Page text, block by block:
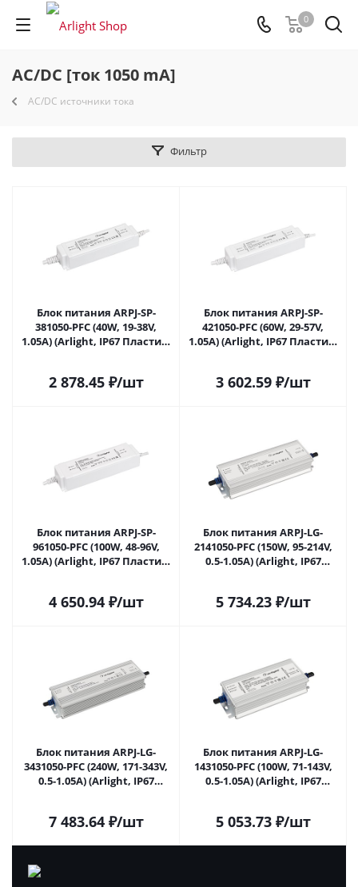
0
AC/DC [ток 1050 mA]
AC/DC источники тока
Фильтр
Блок питания ARPJ-SP-
381050-PFC (40W, 19-38V,
1.05A) (Arlight, IP67 Пластик,
2 878.45₽/шт
Блок питания ARPJ-SP-
421050-PFC (60W, 29-57V,
1.05A) (Arlight, IP67 Пластик,
3 602.59₽/шт
Блок питания ARPJ-SP-
961050-PFC (100W, 48-96V,
1.05A) (Arlight, IP67 Пластик,
4 650.94₽/шт
Блок питания ARPJ-LG-
2141050-PFC (150W, 95-214V,
0.5-1.05A) (Arlight, IP67
5 734.23₽/шт
Блок питания ARPJ-LG-
3431050-PFC (240W, 171-343V,
0.5-1.05A) (Arlight, IP67
7 483.64₽/шт
Блок питания ARPJ-LG-
1431050-PFC (100W, 71-143V,
0.5-1.05A) (Arlight, IP67
5 053.73₽/шт